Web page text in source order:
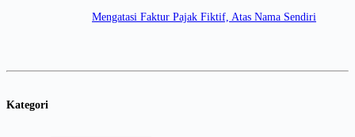
Mengatasi Faktur Pajak Fiktif, Atas Nama Sendiri
Kategori